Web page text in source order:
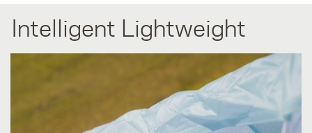
Intelligent Lightweight